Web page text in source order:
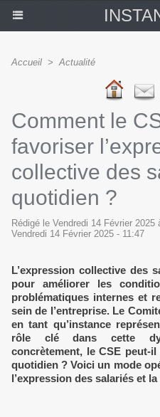
Accueil > Actualité
Comment le
favoriser
collective des
quotidien ?
Rédigé le Vendredi 14 Février
Vendredi 14 Février 2025 - 11:47
L’expression collective des
pour améliorer les
problématiques internes et
sein de l’entreprise. Le
en tant qu’instance
rôle clé dans cette
concrètement, le CSE peut-
quotidien ? Voici un mode
l’expression des salariés et